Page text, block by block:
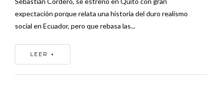
expectación porque relata una historia del duro realismo
social en Ecuador, pero que rebasa las...
LEER +